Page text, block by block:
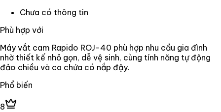
Chưa có thông tin
Phù hợp với
Máy vắt cam Rapido ROJ-40 phù hợp nhu cầu gia đình
nhờ thiết kế nhỏ gọn, dễ vệ sinh, cùng tính năng tự động
đảo chiều và ca chứa có nắp đậy.
Phổ biến
8